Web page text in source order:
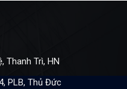
Thanh Trì, HN
PLB, Thủ Đức